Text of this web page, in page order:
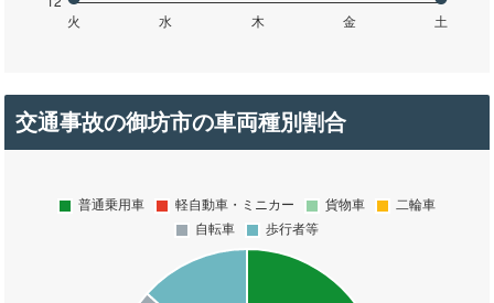
交通事故の御坊市の車両種別割合